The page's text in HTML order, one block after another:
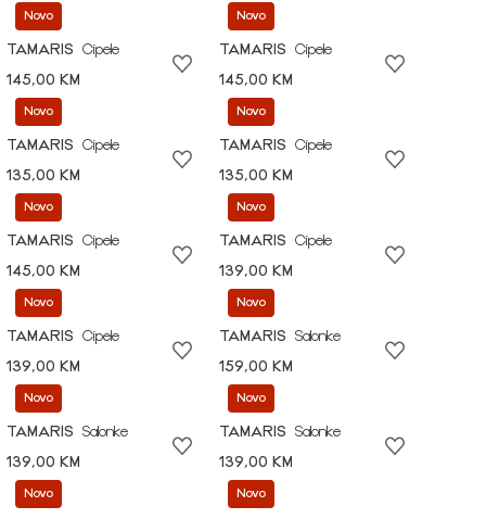
Novo
TAMARIS
Cipele
145,00 KM
Novo
TAMARIS
Cipele
145,00 KM
Novo
TAMARIS
Cipele
135,00 KM
Novo
TAMARIS
Cipele
135,00 KM
Novo
TAMARIS
Cipele
145,00 KM
Novo
TAMARIS
Cipele
139,00 KM
Novo
TAMARIS
Cipele
139,00 KM
Novo
TAMARIS
Salonke
159,00 KM
Novo
TAMARIS
Salonke
139,00 KM
Novo
TAMARIS
Salonke
139,00 KM
Novo Novo